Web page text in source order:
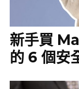
新手買
的 6 個安